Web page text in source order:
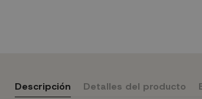
Descripción Detalles del producto